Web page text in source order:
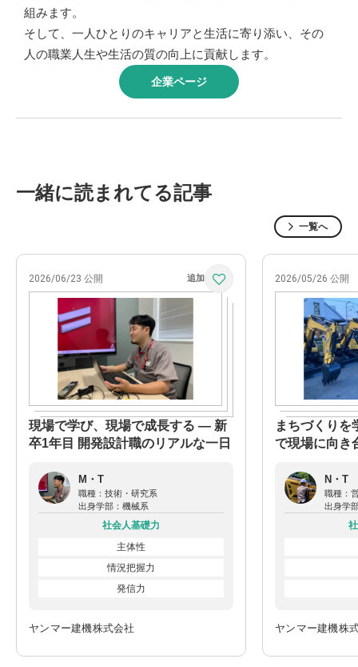
組みます。
そして、一人ひとりのキャリアと生活に寄り添い、その
人の職業人生や生活の質の向上に貢献します。
企業ページ
一緒に読まれてる記事
一覧へ
2026/06/23 公開
現場で学び、現場で成長する ― 新
卒1年目 開発設計職のリアルな一日
M・T
職種： 技術・研究系
出身学部： 機械系
社会人基礎力
主体性
情況把握力
発信力
ヤンマー建機株式会社
2026/05/26 公開
まちづくりを
で現場に向き
N・T
職種：
出身学
ヤンマー建機株